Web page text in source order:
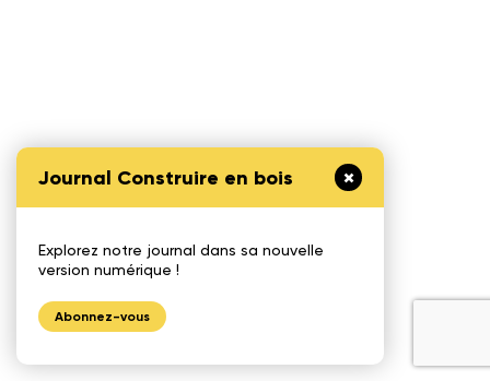
Journal Construire en bois
Explorez notre journal dans sa nouvelle
version numérique !
Abonnez-vous